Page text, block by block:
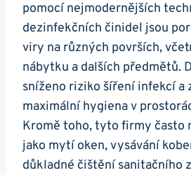
pomocí nejmodernějších
dezinfekčních činidel jsou
viry na různých površích,
nábytku a dalších předmětů.
sníženo riziko šíření infekcí a
maximální hygiena v
Kromě toho, tyto firmy často
jako mytí oken, vysávání
důkladné čištění sanitačního